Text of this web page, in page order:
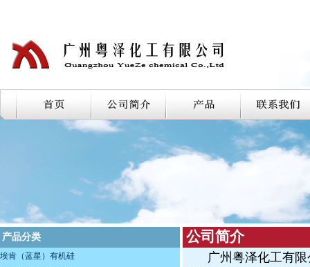
产品分类
埃肯（蓝星）有机硅
公司简介
广州粤泽化工有限